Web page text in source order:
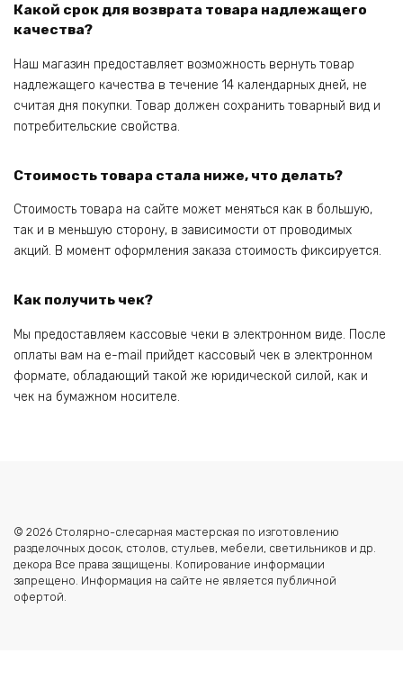
Какой срок для возврата товара надлежащего
качества?
Наш магазин предоставляет возможность вернуть товар
надлежащего качества в течение 14 календарных дней, не
считая дня покупки. Товар должен сохранить товарный вид и
потребительские свойства.
Стоимость товара стала ниже, что делать?
Стоимость товара на сайте может меняться как в большую,
так и в меньшую сторону, в зависимости от проводимых
акций. В момент оформления заказа стоимость фиксируется.
Как получить чек?
Мы предоставляем кассовые чеки в электронном виде. После
оплаты вам на e-mail прийдет кассовый чек в электронном
формате, обладающий такой же юридической силой, как и
чек на бумажном носителе.
© 2026 Столярно-слесарная мастерская по изготовлению
разделочных досок, столов, стульев, мебели, светильников и др.
декора Все права защищены. Копирование информации
запрещено. Информация на сайте не является публичной
офертой.